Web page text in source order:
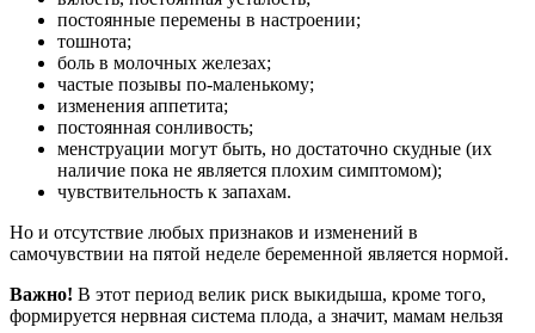
постоянные перемены в настроении;
тошнота;
боль в молочных железах;
частые позывы по-маленькому;
изменения аппетита;
постоянная сонливость;
менструации могут быть, но достаточно скудные (их
наличие пока не является плохим симптомом);
чувствительность к запахам.
Но и отсутствие любых признаков и изменений в
самочувствии на пятой неделе беременной является нормой.
Важно! В этот период велик риск выкидыша, кроме того,
формируется нервная система плода, а значит, мамам нельзя